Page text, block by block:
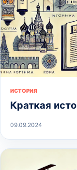
ИСТОРИЯ
Краткая
09.09.2024